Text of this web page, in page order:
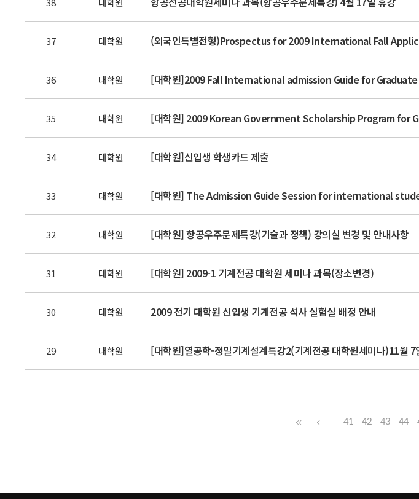
37 대학원 (외국인특별전형)Prospectus for 2009 International Fall
36 대학원 [대학원]2009 Fall International admission Guide for
35 대학원 [대학원] 2009 Korean Government Scholarship Program
34 대학원 [대학원]신입생 학생카드 제출
33 대학원 [대학원] The Admission Guide Session for international
32 대학원 [대학원] 항공우주문제특강(기술과 정책) 강의실 변경 및 안내사항
31 대학원 [대학원] 2009-1 기계전공 대학원 세미나 과목(장소변경)
30 대학원 2009 전기 대학원 신입생 기계전공 석사 실험실 배정 안내
29 대학원 [대학원]열공학-정밀기계설계특강2(기계전공 대학원세미나)11월 7
41 42 43 44